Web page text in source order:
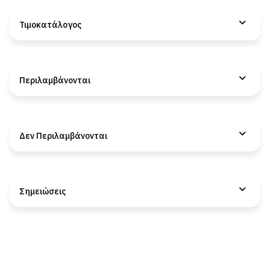
Τιμοκατάλογος
Περιλαμβάνονται
Δεν Περιλαμβάνονται
Σημειώσεις